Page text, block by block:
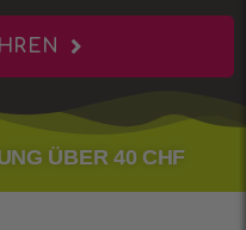
ÜBER 40 CHF